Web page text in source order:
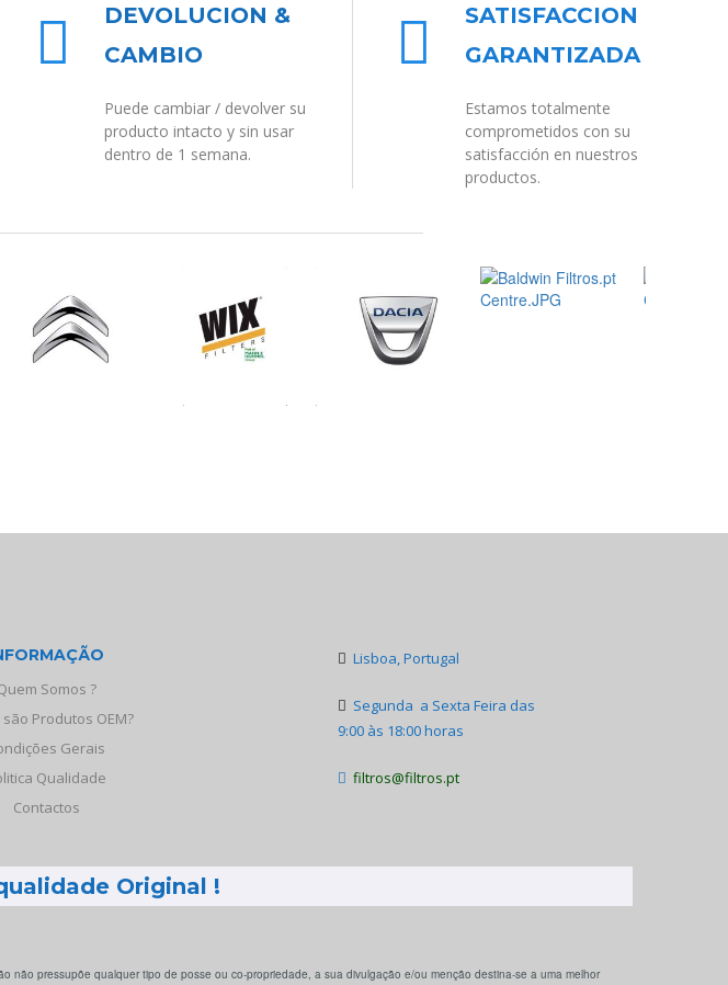

DEVOLUCION &
CAMBIO
Puede cambiar / devolver su
producto intacto y sin usar
dentro de 1 semana.

SATISFACCION
GARANTIZADA
Estamos totalmente
comprometidos con su
satisfacción en nuestros
productos.
Somos ?
Produtos OEM?
Gerais
Qualidade
Contactos
 Lisboa, Portugal
 Segunda a Sexta Feira das
9:00 às 18:00 horas
 filtros@filtros.pt
Original !
pressupõe qualquer tipo de posse ou co-propriedade, a sua divulgação e/ou menção destina-se a uma melhor